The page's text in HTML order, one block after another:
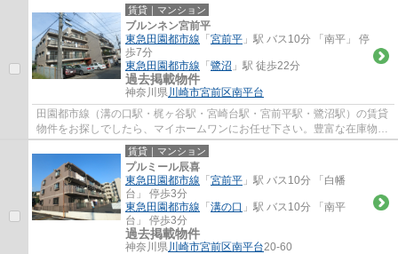
口駅・梶ヶ谷駅・宮崎台駅・宮前平駅・鷺...
賃貸｜マンション
ブルンネン宮前平
東急田園都市線 「 宮前平 」駅 バス10分 「南平」 停
歩7分
東急田園都市線 「 鷺沼 」駅 徒歩22分
過去掲載物件
神奈川県川崎市宮前区南平台
田園都市線（溝の口駅・梶ヶ谷駅・宮崎台駅・宮前平駅・鷺沼駅）の賃貸
物件をお探しでしたら、マイホームワンにお任せ下さい。豊富な在庫物件
から、お客様のご要望に合うお部屋をご提...
賃貸｜マンション
プルミール辰喜
東急田園都市線 「 宮前平 」駅 バス10分 「白幡
台」 停歩3分
東急田園都市線 「 溝の口 」駅 バス10分 「南平
台」 停歩3分
過去掲載物件
神奈川県川崎市宮前区南平台20-60